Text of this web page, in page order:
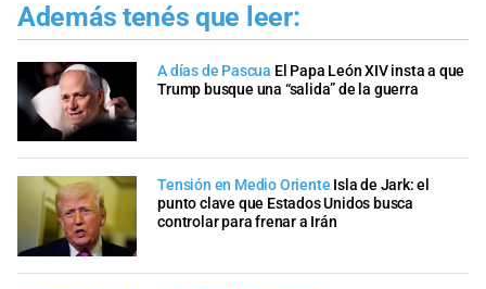
Además tenés que leer:
A días de Pascua El Papa León XIV insta a que
Trump busque una “salida” de la guerra
Tensión en Medio Oriente Isla de Jark: el
punto clave que Estados Unidos busca
controlar para frenar a Irán